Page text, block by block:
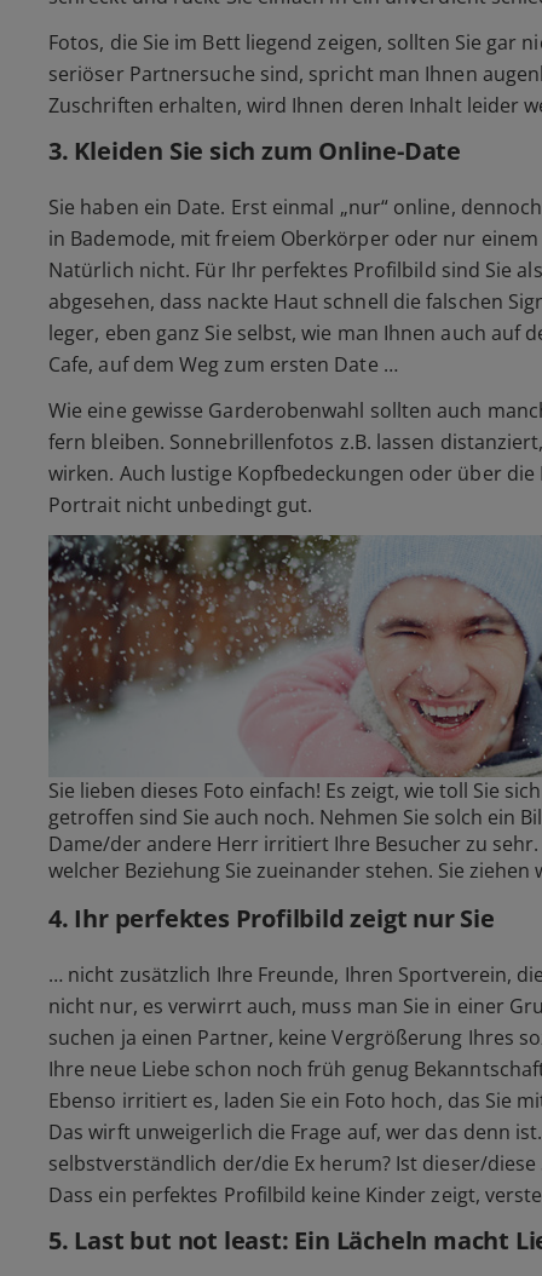
Fotos, die Sie im Bett liegend zeigen, sollten Sie gar
seriöser Partnersuche sind, spricht man Ihnen
Zuschriften erhalten, wird Ihnen deren Inhalt leider
3. Kleiden Sie sich zum Online-Date
Sie haben ein Date. Erst einmal „nur“ online,
in Bademode, mit freiem Oberkörper oder nur
Natürlich nicht. Für Ihr perfektes Profilbild sind Sie
abgesehen, dass nackte Haut schnell die falschen
leger, eben ganz Sie selbst, wie man Ihnen auch auf
Cafe, auf dem Weg zum ersten Date …
Wie eine gewisse Garderobenwahl sollten auch
fern bleiben. Sonnebrillenfotos z.B. lassen
wirken. Auch lustige Kopfbedeckungen oder über die
Portrait nicht unbedingt gut.
Sie lieben dieses Foto einfach! Es zeigt, wie toll Sie
getroffen sind Sie auch noch. Nehmen Sie solch ein
Dame/der andere Herr irritiert Ihre Besucher zu
welcher Beziehung Sie zueinander stehen. Sie ziehen
4. Ihr perfektes Profilbild zeigt nur Sie
… nicht zusätzlich Ihre Freunde, Ihren Sportverein,
nicht nur, es verwirrt auch, muss man Sie in einer
suchen ja einen Partner, keine Vergrößerung Ihres
Ihre neue Liebe schon noch früh genug
Ebenso irritiert es, laden Sie ein Foto hoch, das Sie
Das wirft unweigerlich die Frage auf, wer das denn
selbstverständlich der/die Ex herum? Ist dieser/
Dass ein perfektes Profilbild keine Kinder zeigt,
5. Last but not least: Ein Lächeln macht